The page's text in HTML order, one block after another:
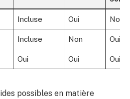
Incluse Oui Non
Incluse Non Oui
Oui Oui Oui
possibles en matière